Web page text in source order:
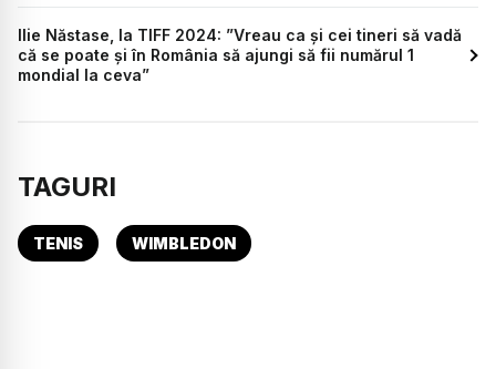
Ilie Năstase, la TIFF 2024: ”Vreau ca și cei tineri să vadă
că se poate și în România să ajungi să fii numărul 1
mondial la ceva”
TAGURI
TENIS WIMBLEDON